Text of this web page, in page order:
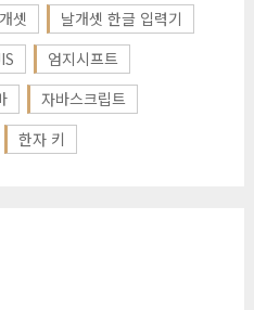
셋
날개셋 한글 입력기
엄지시프트
자바스크립트
한자 키